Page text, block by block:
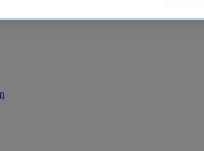
in Deutschland 2005-2025